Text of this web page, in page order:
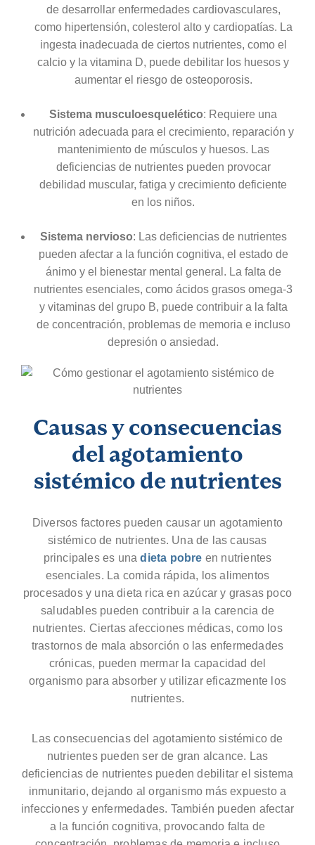
de desarrollar enfermedades cardiovasculares,
como hipertensión, colesterol alto y cardiopatías. La
ingesta inadecuada de ciertos nutrientes, como el
calcio y la vitamina D, puede debilitar los huesos y
aumentar el riesgo de osteoporosis.
Sistema musculoesquelético: Requiere una
nutrición adecuada para el crecimiento, reparación y
mantenimiento de músculos y huesos. Las
deficiencias de nutrientes pueden provocar
debilidad muscular, fatiga y crecimiento deficiente
en los niños.
Sistema nervioso: Las deficiencias de nutrientes
pueden afectar a la función cognitiva, el estado de
ánimo y el bienestar mental general. La falta de
nutrientes esenciales, como ácidos grasos omega-3
y vitaminas del grupo B, puede contribuir a la falta
de concentración, problemas de memoria e incluso
depresión o ansiedad.
Causas y consecuencias
del agotamiento
sistémico de nutrientes
Diversos factores pueden causar un agotamiento
sistémico de nutrientes. Una de las causas
principales es unadieta pobre en nutrientes
esenciales. La comida rápida, los alimentos
procesados y una dieta rica en azúcar y grasas poco
saludables pueden contribuir a la carencia de
nutrientes. Ciertas afecciones médicas, como los
trastornos de mala absorción o las enfermedades
crónicas, pueden mermar la capacidad del
organismo para absorber y utilizar eficazmente los
nutrientes.
Las consecuencias del agotamiento sistémico de
nutrientes pueden ser de gran alcance. Las
deficiencias de nutrientes pueden debilitar el sistema
inmunitario, dejando al organismo más expuesto a
infecciones y enfermedades. También pueden afectar
a la función cognitiva, provocando falta de